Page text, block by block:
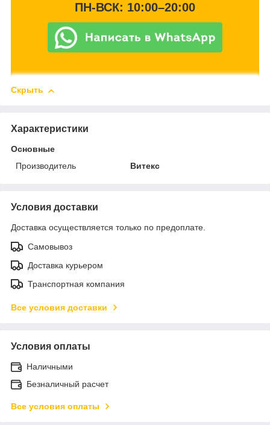
ПН-ВСК: 10:00–20:00
Скрыть
Характеристики
Основные
Производитель
Витекс
Условия доставки
Доставка осуществляется только по предоплате.
Самовывоз
Доставка курьером
Транспортная компания
Все условия доставки
Условия оплаты
Наличными
Безналичный расчет
Все условия оплаты